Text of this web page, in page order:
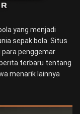
yang menjadi
sepak bola. Situs
penggemar
terbaru tentang
menarik lainnya